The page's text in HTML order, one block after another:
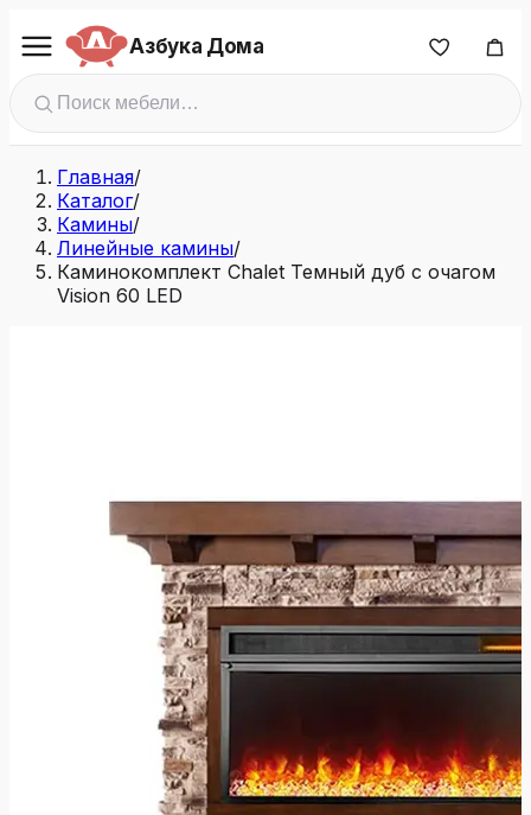
Азбука Дома
Главная/
Каталог/
Камины/
Линейные камины/
Каминокомплект Chalet Темный дуб с очагом
Vision 60 LED